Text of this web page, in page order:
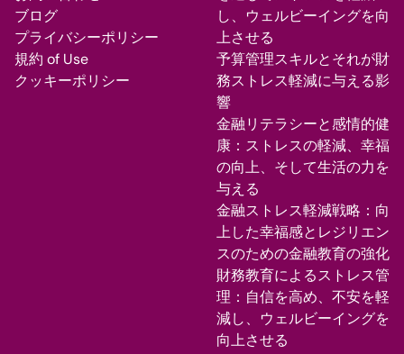
ブログ
プライバシーポリシー
規約 of Use
クッキーポリシー
し、ウェルビーイングを向
上させる
予算管理スキルとそれが財
務ストレス軽減に与える影
響
金融リテラシーと感情的健
康：ストレスの軽減、幸福
の向上、そして生活の力を
与える
金融ストレス軽減戦略：向
上した幸福感とレジリエン
スのための金融教育の強化
財務教育によるストレス管
理：自信を高め、不安を軽
減し、ウェルビーイングを
向上させる